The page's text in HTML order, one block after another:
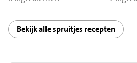
Bekijk alle spruitjes recepten